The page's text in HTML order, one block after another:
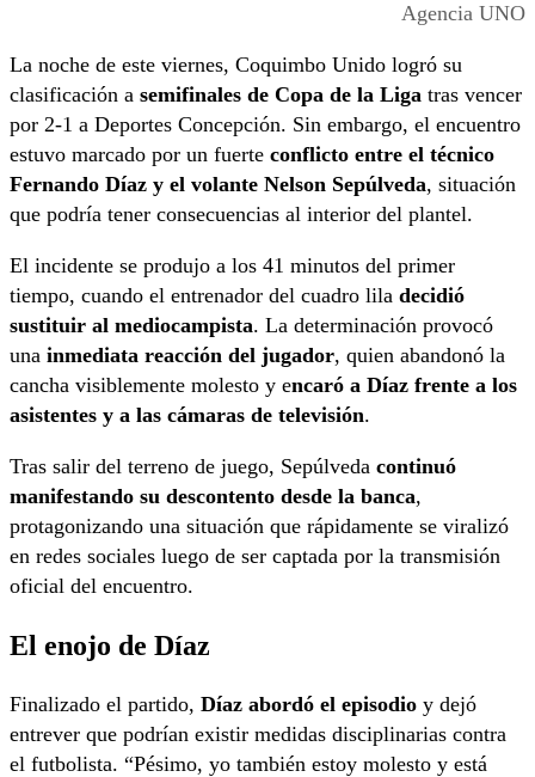
Agencia UNO
La noche de este viernes, Coquimbo Unido logró su
clasificación a semifinales de Copa de la Liga tras vencer
por 2-1 a Deportes Concepción. Sin embargo, el encuentro
estuvo marcado por un fuerte conflicto entre el técnico
Fernando Díaz y el volante Nelson Sepúlveda, situación
que podría tener consecuencias al interior del plantel.
El incidente se produjo a los 41 minutos del primer
tiempo, cuando el entrenador del cuadro lila decidió
sustituir al mediocampista. La determinación provocó
una inmediata reacción del jugador, quien abandonó la
cancha visiblemente molesto y encaró a Díaz frente a los
asistentes y a las cámaras de televisión.
Tras salir del terreno de juego, Sepúlveda continuó
manifestando su descontento desde la banca,
protagonizando una situación que rápidamente se viralizó
en redes sociales luego de ser captada por la transmisión
oficial del encuentro.
El enojo de Díaz
Finalizado el partido, Díaz abordó el episodio y dejó
entrever que podrían existir medidas disciplinarias contra
el futbolista. “Pésimo, yo también estoy molesto y está